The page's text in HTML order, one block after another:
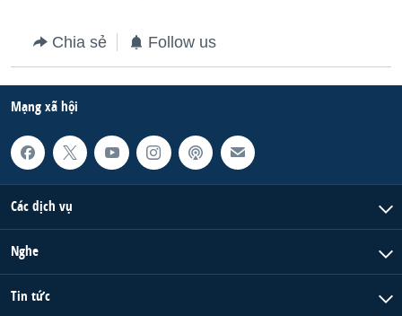
Chia sẻ Follow us
Mạng xã hội
Các dịch vụ
Nghe
Tin tức